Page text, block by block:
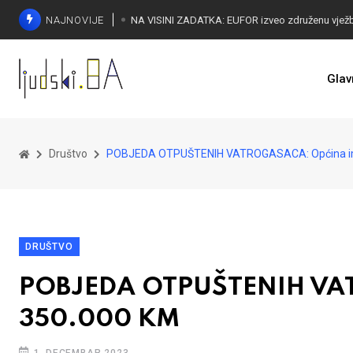
NAJNOVIJE
Društvo POBJEDA OTPUŠTENIH VATROGASACA:
DRUŠTVO
POBJEDA OTPUŠTENIH
350.000 KM